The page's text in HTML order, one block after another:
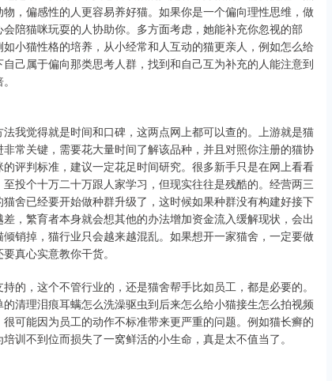
，偏感性的人更容易养好猫。如果你是一个偏向理性思维，做
陪猫咪玩耍的人协助你。多方面考虑，她能补充你忽视的部
小猫性格的培养，从小经常和人互动的猫更亲人，例如怎么给
己属于偏向那类思考人群，找到和自己互为补充的人能注意到
我觉得就是时间和口碑，这两点网上都可以查的。上游就是猫
常关键，需要花大量时间了解该品种，并且对照你注册的猫协
评判标准，建议一定花足时间研究。很多新手只是在网上看看
投个十万二十万跟人家学习，但现实往往是残酷的。经营两三
舍已经要开始做种群升级了，这时候如果种群没有构建好接下
，繁育者本身就会想其他的办法增加资金流入缓解现状，会出
销掉，猫行业只会越来越混乱。如果想开一家猫舍，一定要做
真心实意教你干货。
的，这个不管行业的，还是猫舍帮手比如员工，都是必要的。
清理泪痕耳螨怎么洗澡驱虫到后来怎么给小猫接生怎么拍视频
可能因为员工的动作不标准带来更严重的问题。例如猫长癣的
训不到位而损失了一窝鲜活的小生命，真是太不值当了。